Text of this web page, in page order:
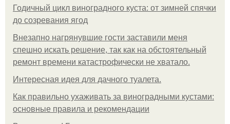
Годичный цикл виноградного куста: от зимней спячки
до созревания ягод
Внезапно нагрянувшие гости заставили меня
спешно искать решение, так как на обстоятельный
ремонт времени катастрофически не хватало.
Интересная идея для дачного туалета.
Как правильно ухаживать за виноградными кустами:
основные правила и рекомендации